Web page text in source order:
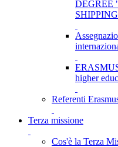
DEGREE
higher
Referenti
Terza missione
Cos'è la Terza